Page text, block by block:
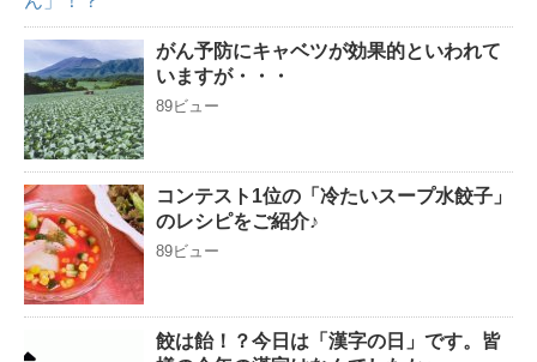
がん予防にキャベツが効果的といわれて
いますが・・・
89ビュー
コンテスト1位の「冷たいスープ水餃子」
のレシピをご紹介♪
89ビュー
餃は飴！？今日は「漢字の日」です。皆